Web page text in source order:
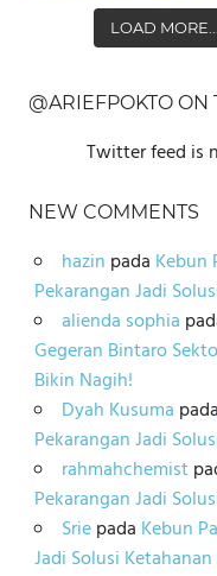
LOAD MORE...
@ARIEFPOKTO ON
Twitter feed is
NEW COMMENTS
hazin pada Kebun
Pekarangan Jadi
alienda sophia
Gegeran Bintaro
Bikin Nagih!
Dyah Kusuma pada
Pekarangan Jadi
rahmahchemist
Pekarangan Jadi
Sriepada Kebun
Jadi Solusi